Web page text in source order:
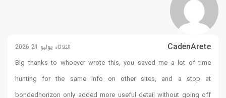
CadenArete الثلاثاء يوليو 21 2026
Big thanks to whoever wrote this, you saved me a lot of time
hunting for the same info on other sites, and a stop at
bondedhorizononly added more useful detail without going off